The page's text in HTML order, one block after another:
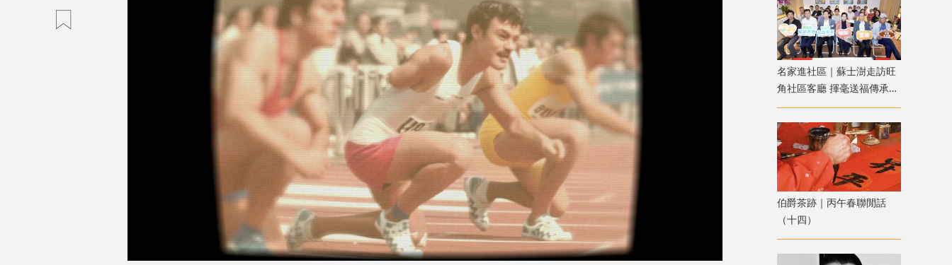
名家進社區｜蘇士澍走訪旺
角社區客廳 揮毫送福傳承中
華書藝
伯爵茶跡｜丙午春聯閒話
（十四）